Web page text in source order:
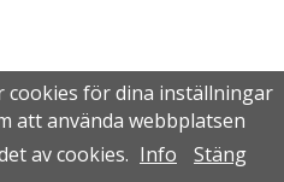
cookies för dina inställningar
att använda webbplatsen
av cookies. Info Stäng